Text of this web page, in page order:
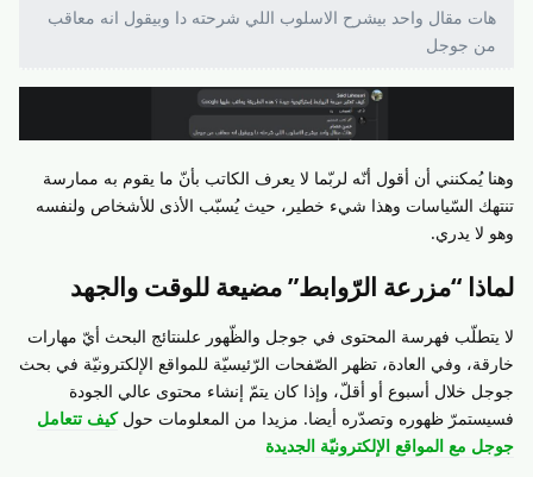
هات مقال واحد بيشرح الاسلوب اللي شرحته دا وبيقول انه معاقب
من جوجل
وهنا يُمكنني أن أقول أنّه لربّما لا يعرف الكاتب بأنّ ما يقوم به ممارسة
تنتهك السّياسات وهذا شيء خطير، حيث يُسبّب الأذى للأشخاص ولنفسه
وهو لا يدري.
لماذا “مزرعة الرّوابط” مضيعة للوقت والجهد
لا يتطلّب فهرسة المحتوى في جوجل والظّهور علىنتائج البحث أيّ مهارات
خارقة، وفي العادة، تظهر الصّفحات الرّئيسيّة للمواقع الإلكترونيّة في بحث
جوجل خلال أسبوع أو أقلّ، وإذا كان يتمّ إنشاء محتوى عالي الجودة
فسيستمرّ ظهوره وتصدّره أيضا. مزيدا من المعلومات حولكيف تتعامل
جوجل مع المواقع الإلكترونيّة الجديدة